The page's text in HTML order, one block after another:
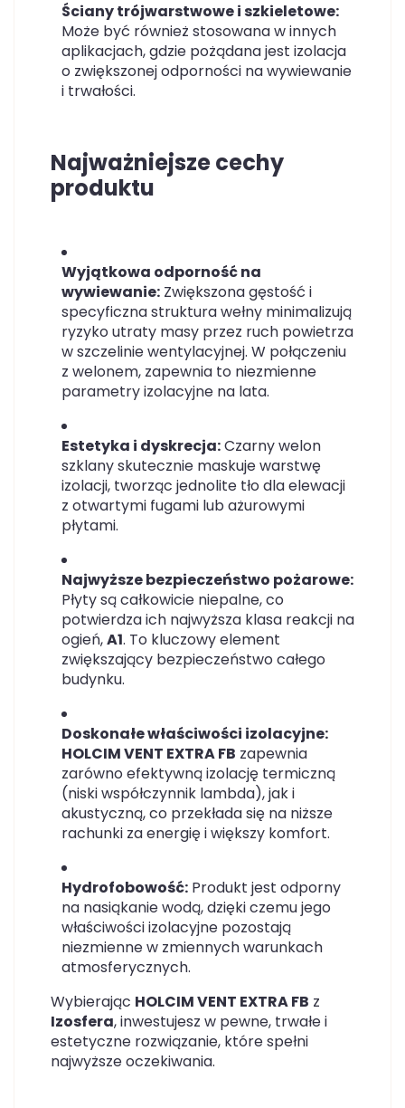
Ściany trójwarstwowe i szkieletowe:
Może być również stosowana w innych
aplikacjach, gdzie pożądana jest izolacja
o zwiększonej odporności na wywiewanie
i trwałości.
Najważniejsze cechy
produktu
Wyjątkowa odporność na
wywiewanie: Zwiększona gęstość i
specyficzna struktura wełny minimalizują
ryzyko utraty masy przez ruch powietrza
w szczelinie wentylacyjnej. W połączeniu
z welonem, zapewnia to niezmienne
parametry izolacyjne na lata.
Estetyka i dyskrecja:Czarny welon
szklany skutecznie maskuje warstwę
izolacji, tworząc jednolite tło dla elewacji
z otwartymi fugami lub ażurowymi
płytami.
Najwyższe bezpieczeństwo pożarowe:
Płyty są całkowicie niepalne, co
potwierdza ich najwyższa klasa reakcji na
ogień,A1. To kluczowy element
zwiększający bezpieczeństwo całego
budynku.
Doskonałe właściwości izolacyjne:
HOLCIM VENT EXTRA FB zapewnia
zarówno efektywną izolację termiczną
(niski współczynnik lambda), jak i
akustyczną, co przekłada się na niższe
rachunki za energię i większy komfort.
Hydrofobowość: Produkt jest odporny
na nasiąkanie wodą, dzięki czemu jego
właściwości izolacyjne pozostają
niezmienne w zmiennych warunkach
atmosferycznych.
Wybierając HOLCIM VENT EXTRA FB z
Izosfera, inwestujesz w pewne, trwałe i
estetyczne rozwiązanie, które spełni
najwyższe oczekiwania.